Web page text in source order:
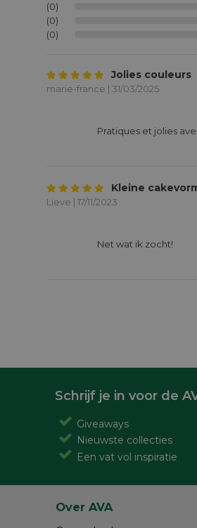
(0)
(0)
(0)
Jolies couleurs
marie-france | 31/03/2025
Kleine
Lieve | 17/11/2023
Schrijf je in voor de
Giveaways
Nieuwste collecties
Een vat vol inspiratie
Over AVA